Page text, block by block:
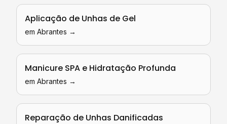
Aplicação de Unhas de Gel
em Abrantes →
Manicure SPA e Hidratação Profunda
em Abrantes →
Reparação de Unhas Danificadas